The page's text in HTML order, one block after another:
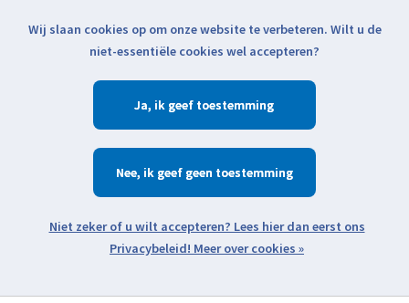
Klik voor actuele verzendinformatie...
Verlanglijst
Zoeken
Open webshop menu
Wij slaan cookies op om onze website te verbeteren. Wilt u de
niet-essentiële cookies wel accepteren?
Ja
Nee
Meer over cookies »